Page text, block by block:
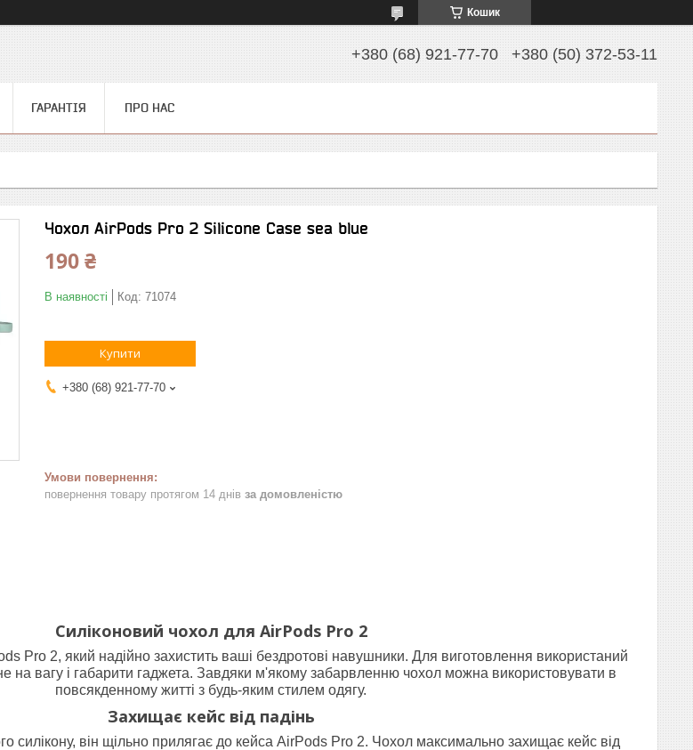
Кошик
+380 (68) 921-77-70 +380 (50) 372-53-11
ГАРАНТІЯ ПРО НАС
Чохол AirPods Pro 2 Silicone Case sea blue
190 ₴
В наявності Код: 71074
Купити
+380 (68) 921-77-70
повернення товару протягом 14 днів за домовленістю
Силіконовий чохол для AirPods Pro 2
Pro 2, який надійно захистить ваші бездротові навушники. Для виготовлення використаний
на вагу і габарити гаджета. Завдяки м'якому забарвленню чохол можна використовувати в
повсякденному житті з будь-яким стилем одягу.
Захищає кейс від падінь
силікону, він щільно прилягає до кейса AirPods Pro 2. Чохол максимально захищає кейс від